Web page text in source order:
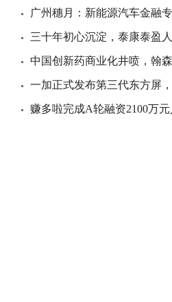
广州穗月：新能源汽车金融
三十年初心沉淀，泰康泰盈人
中国创新药商业化井喷，翰
一加正式发布第三代东方屏
赚多啦完成A轮融资2100万